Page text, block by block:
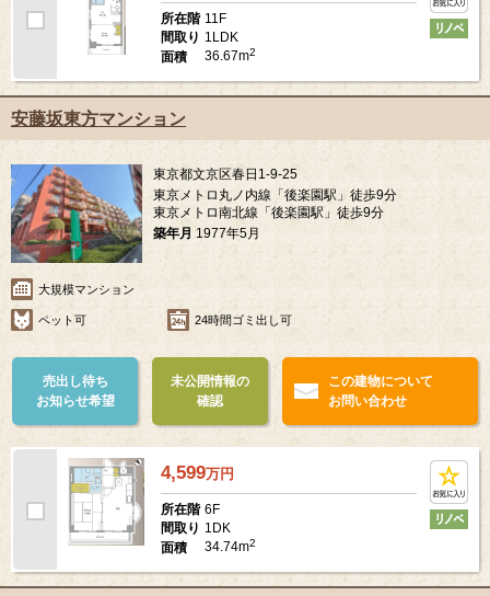
所在階 11F
間取り 1LDK
面積
36.67m2
安藤坂東方マンション
東京都文京区春日1-9-25
東京メトロ丸ノ内線「後楽園駅」徒歩9分
東京メトロ南北線「後楽園駅」徒歩9分
築年月 1977年5月
大規模マンション
ペット可 24時間ゴミ出し可
売出し待ち
お知らせ希望
未公開情報の
確認
この建物について
お問い合わせ
4,599万円
所在階 6F
間取り 1DK
面積
34.74m2